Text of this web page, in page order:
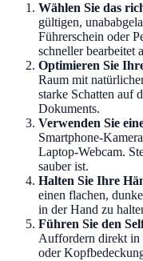
Wählen Sie das
gültigen,
Führerschein oder
schneller bearbeitet
Optimieren Sie
Raum mit
starke Schatten auf
Dokuments.
Verwenden Sie
Smartphone-
Laptop-Webcam.
sauber ist.
Halten Sie Ihre
einen flachen,
in der Hand zu
Führen Sie den
Auffordern direkt in
oder